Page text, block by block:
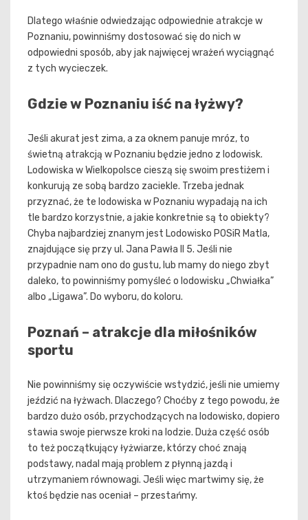
Dlatego właśnie odwiedzając odpowiednie atrakcje w
Poznaniu, powinniśmy dostosować się do nich w
odpowiedni sposób, aby jak najwięcej wrażeń wyciągnąć
z tych wycieczek.
Gdzie w Poznaniu iść na łyżwy?
Jeśli akurat jest zima, a za oknem panuje mróz, to
świetną atrakcją w Poznaniu będzie jedno z lodowisk.
Lodowiska w Wielkopolsce cieszą się swoim prestiżem i
konkurują ze sobą bardzo zaciekle. Trzeba jednak
przyznać, że te lodowiska w Poznaniu wypadają na ich
tle bardzo korzystnie, a jakie konkretnie są to obiekty?
Chyba najbardziej znanym jest Lodowisko POSiR Matla,
znajdujące się przy ul. Jana Pawła II 5. Jeśli nie
przypadnie nam ono do gustu, lub mamy do niego zbyt
daleko, to powinniśmy pomyśleć o lodowisku „Chwiałka”
albo „Ligawa”. Do wyboru, do koloru.
Poznań – atrakcje dla miłośników
sportu
Nie powinniśmy się oczywiście wstydzić, jeśli nie umiemy
jeździć na łyżwach. Dlaczego? Choćby z tego powodu, że
bardzo dużo osób, przychodzących na lodowisko, dopiero
stawia swoje pierwsze kroki na lodzie. Duża część osób
to też początkujący łyżwiarze, którzy choć znają
podstawy, nadal mają problem z płynną jazdą i
utrzymaniem równowagi. Jeśli więc martwimy się, że
ktoś będzie nas oceniał – przestańmy.